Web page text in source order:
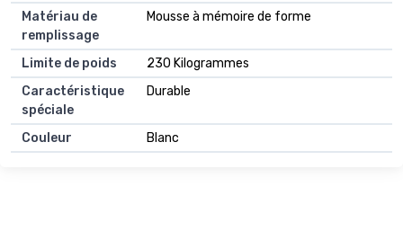
Matériau de
remplissage
Mousse à mémoire de forme
Limite de poids
230 Kilogrammes
Caractéristique
spéciale
Durable
Couleur Blanc